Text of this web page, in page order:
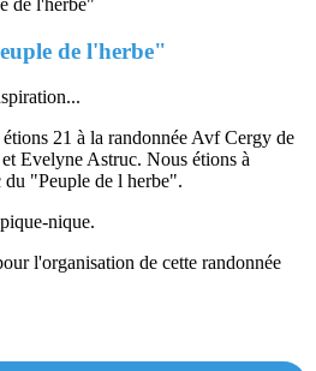
de l'herbe"
21 à la randonnée Avf Cergy de
Evelyne Astruc. Nous étions à
du "Peuple de l herbe".
nique.
l'organisation de cette randonnée